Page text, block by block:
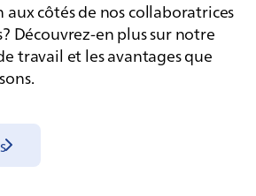
côtés de nos collaboratrices
Découvrez-en plus sur notre
travail et les avantages que